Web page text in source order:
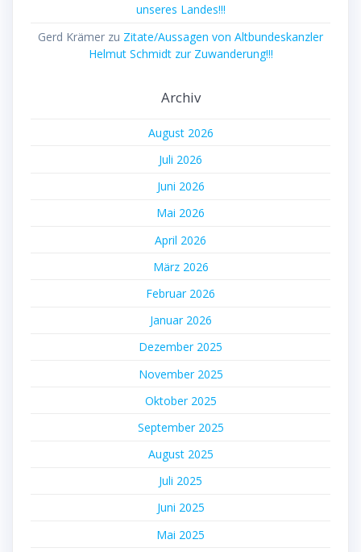
unseres Landes!!!
Gerd Krämer zu Zitate/Aussagen von Altbundeskanzler
Helmut Schmidt zur Zuwanderung!!!
Archiv
August 2026
Juli 2026
Juni 2026
Mai 2026
April 2026
März 2026
Februar 2026
Januar 2026
Dezember 2025
November 2025
Oktober 2025
September 2025
August 2025
Juli 2025
Juni 2025
Mai 2025